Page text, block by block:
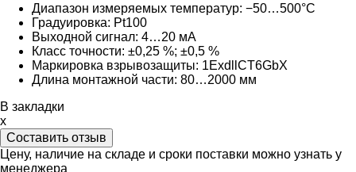
Диапазон измеряемых температур: −50…500°C
Градуировка: Pt100
Выходной сигнал: 4…20 мА
Класс точности: ±0,25 %; ±0,5 %
Маркировка взрывозащиты: 1ExdllCT6GbX
Длина монтажной части: 80…2000 мм
В закладки
x
Составить отзыв
Цену, наличие на складе и сроки поставки можно узнать у
менеджера